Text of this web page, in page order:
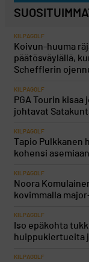
KILPAGOLF
Koivun-huuma
päätösväylällä,
Schefflerin
KILPAGOLF
PGA Tourin
johtavat
KILPAGOLF
Tapio Pulkkanen
kohensi
KILPAGOLF
Noora
kovimmalla
KILPAGOLF
Iso epäkohta
huippukiertueita
KILPAGOLF